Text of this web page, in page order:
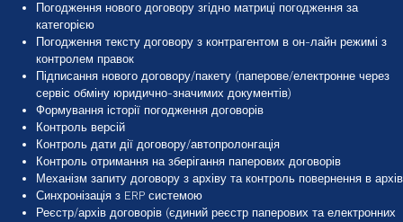
Погодження нового договору згідно матриці погодження за
категорією
Погодження тексту договору з контрагентом в он-лайн режимі з
контролем правок
Підписання нового договору/пакету (паперове/електронне через
сервіс обміну юридично-значимих документів)
Формування історії погодження договорів
Контроль версій
Контроль дати дії договору/автопролонгація
Контроль отримання на зберігання паперових договорів
Механізм запиту договору з архіву та контроль повернення в архів
Синхронізація з ERP системою
Реєстр/архів договорів (єдиний реєстр паперових та електронних